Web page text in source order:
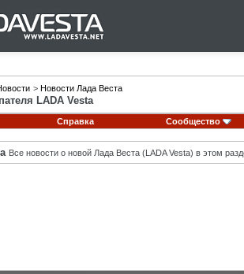
> Новости Лада Веста
LADA Vesta
Справка Сообщество
Все новости о новой Лада Веста (LADA Vesta) в этом